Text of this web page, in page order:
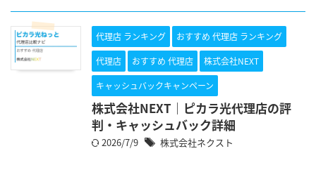
代理店 ランキング おすすめ 代理店 ランキング
代理店 おすすめ 代理店 株式会社NEXT
キャッシュバックキャンペーン
株式会社NEXT｜ピカラ光代理店の評
判・キャッシュバック詳細
2026/7/9 株式会社ネクスト